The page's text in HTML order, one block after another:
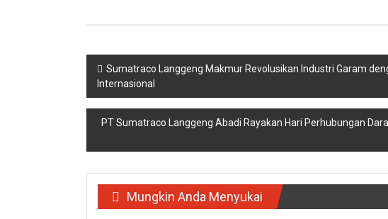
Navigasi
pos
Sumatraco Langgeng Makmur Revolusikan Industri Garam
Internasional
PT Sumatraco Langgeng Abadi Rayakan Hari Perhubungan
Mungkin Anda Menyukai